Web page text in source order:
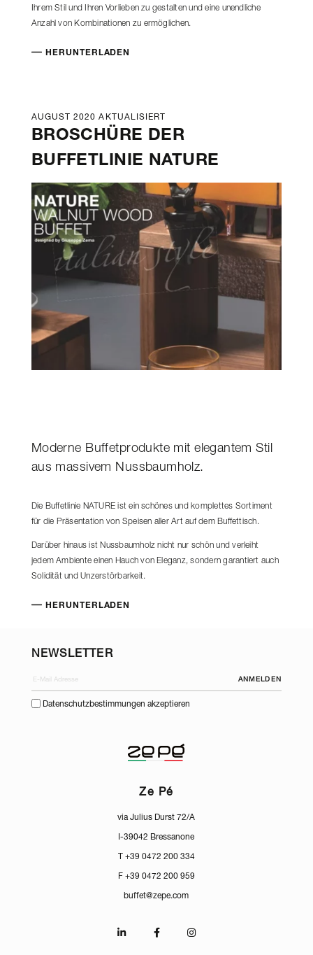
Ihrem Stil und Ihren Vorlieben zu gestalten und eine unendliche
Anzahl von Kombinationen zu ermöglichen.
HERUNTERLADEN
AUGUST 2020 AKTUALISIERT
BROSCHÜRE DER
BUFFETLINIE NATURE
Moderne Buffetprodukte mit elegantem Stil
aus massivem Nussbaumholz.
Die Buffetlinie NATURE ist ein schönes und komplettes Sortiment
für die Präsentation von Speisen aller Art auf dem Buffettisch.
Darüber hinaus ist Nussbaumholz nicht nur schön und verleiht
jedem Ambiente einen Hauch von Eleganz, sondern garantiert auch
Solidität und Unzerstörbarkeit.
HERUNTERLADEN
NEWSLETTER
ANMELDEN
Datenschutzbestimmungen akzeptieren
Ze Pé
via Julius Durst 72/A
I-39042 Bressanone
T +39 0472 200 334
F +39 0472 200 959
buffet@zepe.com